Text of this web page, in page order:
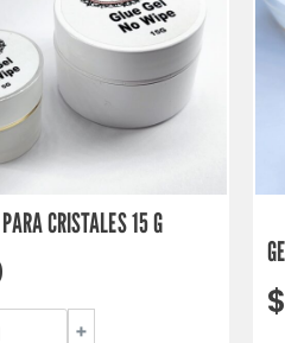
CRISTALES 15 G
+
$